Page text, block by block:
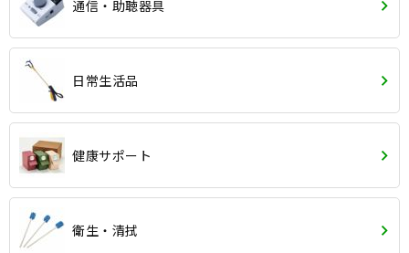
通信・助聴器具
日常生活品
健康サポート
衛生・清拭